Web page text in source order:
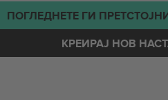
ПОГЛЕДНЕТЕ ГИ
КРЕИРАЈ НОВ